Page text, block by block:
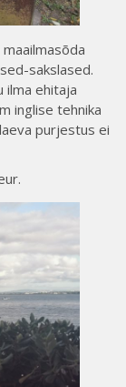
sakslased.
ilma ehitaja
inglise tehnika
purjestus ei